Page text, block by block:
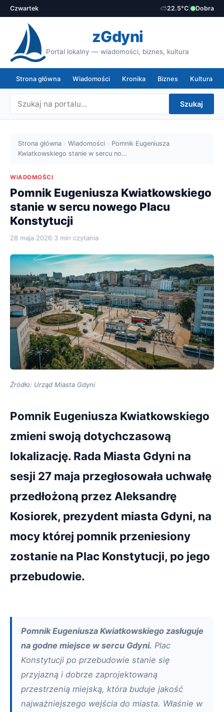
Czwartek ⛅22.5°C Dobra
zGdyni
Portal lokalny — wiadomości, biznes, kultura
Strona główna Wiadomości Kronika Biznes Kultura
Szukaj
Strona główna › Wiadomości › Pomnik Eugeniusza
Kwiatkowskiego stanie w sercu no…
WIADOMOŚCI
Pomnik Eugeniusza Kwiatkowskiego
stanie w sercu nowego Placu
Konstytucji
28 maja 2026·3 min czytania
Źródło: Urząd Miasta Gdyni
Pomnik Eugeniusza Kwiatkowskiego
zmieni swoją dotychczasową
lokalizację. Rada Miasta Gdyni na
sesji 27 maja przegłosowała uchwałę
przedłożoną przez Aleksandrę
Kosiorek, prezydent miasta Gdyni, na
mocy której pomnik przeniesiony
zostanie na Plac Konstytucji, po jego
przebudowie.
Pomnik Eugeniusza Kwiatkowskiego zasługuje
na godne miejsce w sercu Gdyni. Plac
Konstytucji po przebudowie stanie się
przyjazną i dobrze zaprojektowaną
przestrzenią miejską, która buduje jakość
najważniejszego wejścia do miasta. Właśnie w